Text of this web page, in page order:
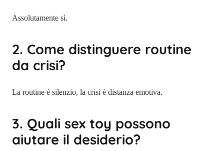
Assolutamente sì.
2. Come distinguere routine
da crisi?
La routine è silenzio, la crisi è distanza emotiva.
3. Quali sex toy possono
aiutare il desiderio?